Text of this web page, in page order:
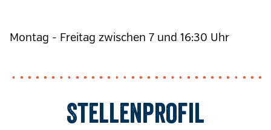
Montag - Freitag zwischen 7 und 16:30 Uhr
Stellenprofil